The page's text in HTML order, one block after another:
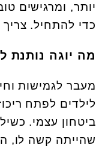
יותר, ומרגישים
כדי להתחיל. צריך
מה יוגה נותנת
מעבר לגמישות
לילדים לפתח
ביטחון עצמי.
שהייתה קשה לו,